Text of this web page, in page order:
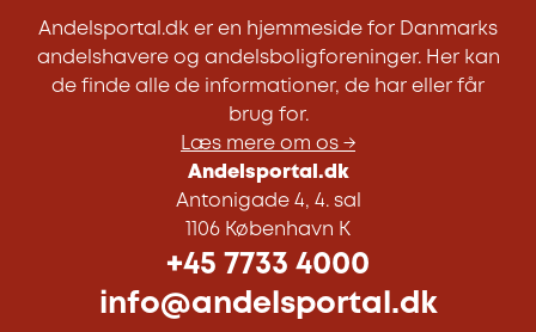
Andelsportal.dk er en hjemmeside for Danmarks
andelshavere og andelsboligforeninger. Her kan
de finde alle de informationer, de har eller får
brug for.
Læs mere om os →
Andelsportal.dk
Antonigade 4, 4. sal
1106 København K
+45 7733 4000
info@andelsportal.dk